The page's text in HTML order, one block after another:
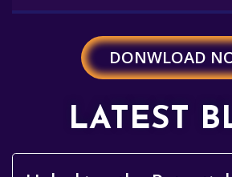
DONWLOAD
LATEST